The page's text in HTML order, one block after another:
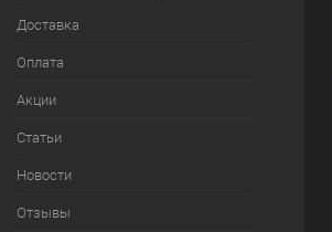
Доставка
Оплата
Акции
Статьи
Новости
Отзывы